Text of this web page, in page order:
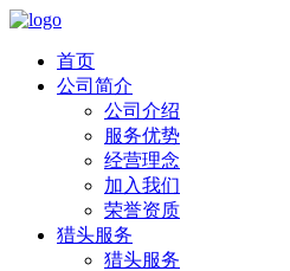
首页
公司简介
公司介绍
服务优势
经营理念
加入我们
荣誉资质
猎头服务
猎头服务